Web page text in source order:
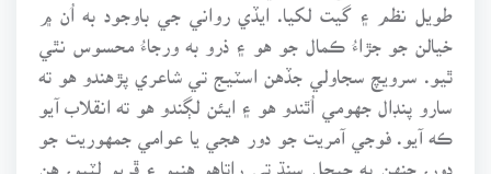
طويل نظم ۽ گيت لکيا. ايڏي رواني جي باوجود به اُن ۾
خيالن جو جڙاءُ ڪمال جو هو ۽ ذرو به ورجاءُ محسوس نٿي
ٿيو. سرويچ سجاولي جڏهن اسٽيج تي شاعري پڙهندو هو ته
سارو پنڊال جهومي اُٿندو هو ۽ ايئن لڳندو هو ته انقلاب آيو
ڪه آيو. فوجي آمريت جو دور هجي يا عوامي جمهوريت جو
دور، جنهن به جيجل سنڌ تي راتاهو هنيو ۽ ڦريو لٽيو، هن